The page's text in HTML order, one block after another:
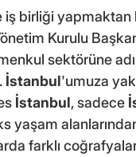
iş birliği
Kurulu
sektörüne
İstanbul'umuza
İstanbul, sadece
yaşam
farklı